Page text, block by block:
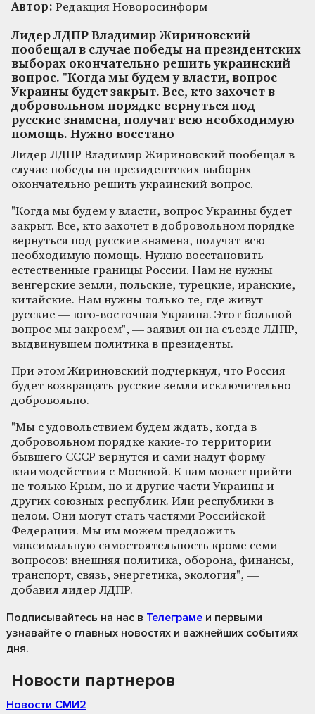
Автор: Редакция Новоросинформ
Лидер ЛДПР Владимир Жириновский
пообещал в случае победы на президентских
выборах окончательно решить украинский
вопрос. "Когда мы будем у власти, вопрос
Украины будет закрыт. Все, кто захочет в
добровольном порядке вернуться под
русские знамена, получат всю необходимую
помощь. Нужно восстано
Лидер ЛДПР Владимир Жириновский пообещал в
случае победы на президентских выборах
окончательно решить украинский вопрос.
"Когда мы будем у власти, вопрос Украины будет
закрыт. Все, кто захочет в добровольном порядке
вернуться под русские знамена, получат всю
необходимую помощь. Нужно восстановить
естественные границы России. Нам не нужны
венгерские земли, польские, турецкие, иранские,
китайские. Нам нужны только те, где живут
русские — юго-восточная Украина. Этот больной
вопрос мы закроем", — заявил он на съезде ЛДПР,
выдвинувшем политика в президенты.
При этом Жириновский подчеркнул, что Россия
будет возвращать русские земли исключительно
добровольно.
"Мы с удовольствием будем ждать, когда в
добровольном порядке какие-то территории
бывшего СССР вернутся и сами надут форму
взаимодействия с Москвой. К нам может прийти
не только Крым, но и другие части Украины и
других союзных республик. Или республики в
целом. Они могут стать частями Российской
Федерации. Мы им можем предложить
максимальную самостоятельность кроме семи
вопросов: внешняя политика, оборона, финансы,
транспорт, связь, энергетика, экология", —
добавил лидер ЛДПР.
Подписывайтесь на нас в Телеграме и первыми
узнавайте о главных новостях и важнейших событиях
дня.
Новости партнеров
Новости СМИ2